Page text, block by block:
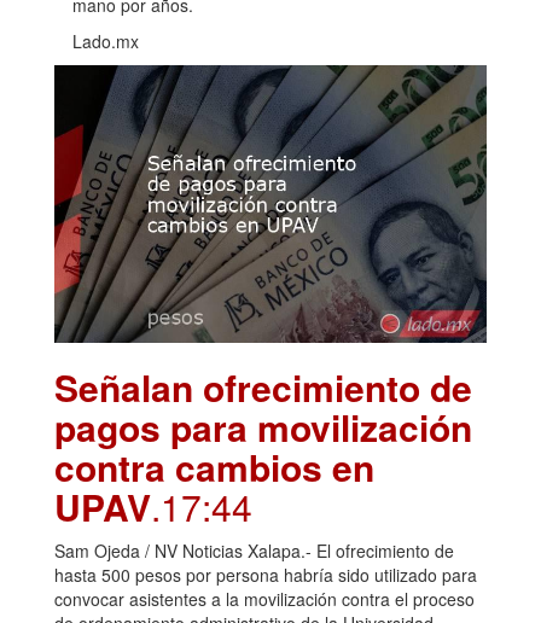
Lado.mx
Señalan ofrecimiento de
pagos para movilización
contra cambios en
UPAV.17:44
Sam Ojeda / NV Noticias Xalapa.- El ofrecimiento de
hasta 500 pesos por persona habría sido utilizado para
convocar asistentes a la movilización contra el proceso